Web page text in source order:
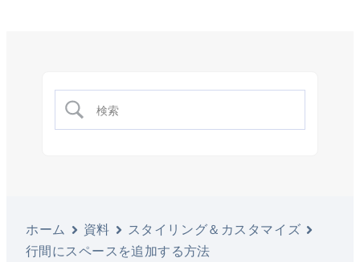
ホーム 資料
スタイリング＆カスタマイズ
行間にスペースを追加する方法